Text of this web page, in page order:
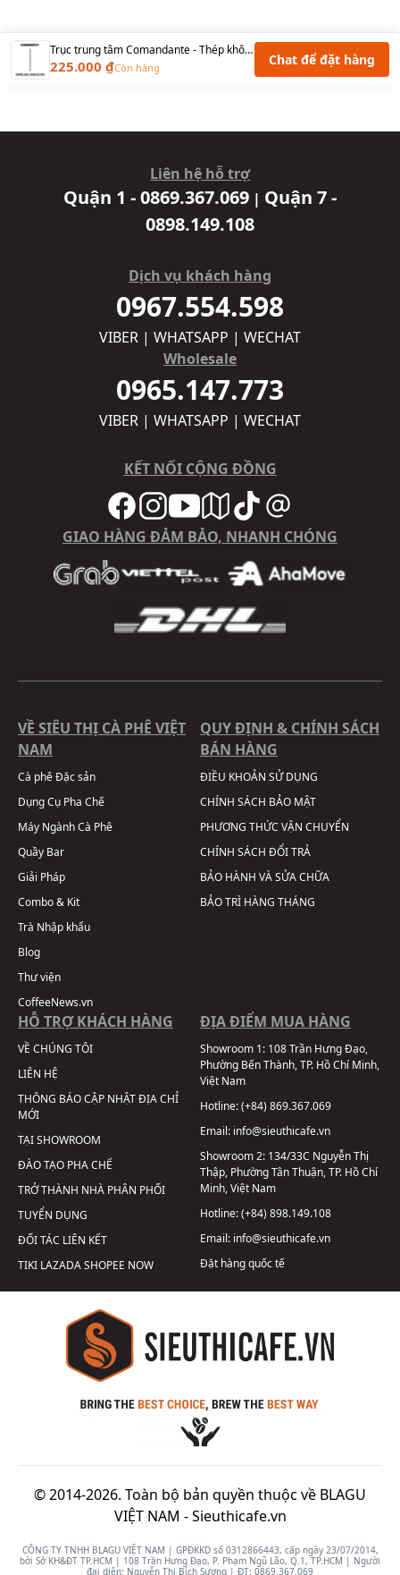
Trục trung tâm Comandante - Thép không gỉ
225.000 ₫Còn hàng Chat để đặt hàng
Liên hệ hỗ trợ
Quận 1 - 0869.367.069 | Quận 7 -
0898.149.108
Dịch vụ khách hàng
0967.554.598
VIBER | WHATSAPP | WECHAT
Wholesale
0965.147.773
VIBER | WHATSAPP | WECHAT
KẾT NỐI CỘNG ĐỒNG
GIAO HÀNG ĐẢM BẢO, NHANH CHÓNG
VỀ SIÊU THỊ CÀ PHÊ VIỆT
NAM
Cà phê Đặc sản
Dụng Cụ Pha Chế
Máy Ngành Cà Phê
Quầy Bar
Giải Pháp
Combo & Kit
Trà Nhập khẩu
Blog
Thư viện
CoffeeNews.vn
QUY ĐỊNH & CHÍNH SÁCH
BÁN HÀNG
ĐIỀU KHOẢN SỬ DỤNG
CHÍNH SÁCH BẢO MẬT
PHƯƠNG THỨC VẬN CHUYỂN
CHÍNH SÁCH ĐỔI TRẢ
BẢO HÀNH VÀ SỬA CHỮA
BẢO TRÌ HÀNG THÁNG
HỖ TRỢ KHÁCH HÀNG
VỀ CHÚNG TÔI
LIÊN HỆ
THÔNG BÁO CẬP NHẬT ĐỊA CHỈ
MỚI
TẠI SHOWROOM
ĐÀO TẠO PHA CHẾ
TRỞ THÀNH NHÀ PHÂN PHỐI
TUYỂN DỤNG
ĐỐI TÁC LIÊN KẾT
TIKI LAZADASHOPEE NOW
ĐỊA ĐIỂM MUA HÀNG
Showroom 1: 108 Trần Hưng Đạo,
Phường Bến Thành, TP. Hồ Chí Minh,
Việt Nam
Hotline:(+84) 869.367.069
Email: info@sieuthicafe.vn
Showroom 2: 134/33C Nguyễn Thị
Thập, Phường Tân Thuận, TP. Hồ Chí
Minh, Việt Nam
Hotline:(+84) 898.149.108
Email: info@sieuthicafe.vn
Đặt hàng quốc tế
© 2014-2026. Toàn bộ bản quyền thuộc về BLAGU
VIỆT NAM -Sieuthicafe.vn
CÔNG TY TNHH BLAGU VIỆT NAM | GPĐKKD số 0312866443, cấp ngày 23/07/2014,
bởi Sở KH&ĐT TP.HCM | 108 Trần Hưng Đạo, P. Phạm Ngũ Lão, Q.1, TP.HCM | Người
đại diện: Nguyễn Thị Bích Sương | ĐT: 0869.367.069